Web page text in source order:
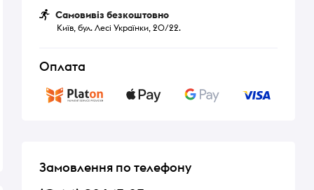
Самовивіз безкоштовно
Київ, бул. Лесі Українки, 20/22.
Оплата
Замовлення по телефону